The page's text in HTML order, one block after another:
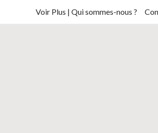
Voir Plus | Qui sommes-nous ?